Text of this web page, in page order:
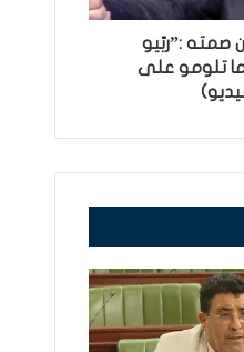
صمته :”ربّيو
ما تلومو على